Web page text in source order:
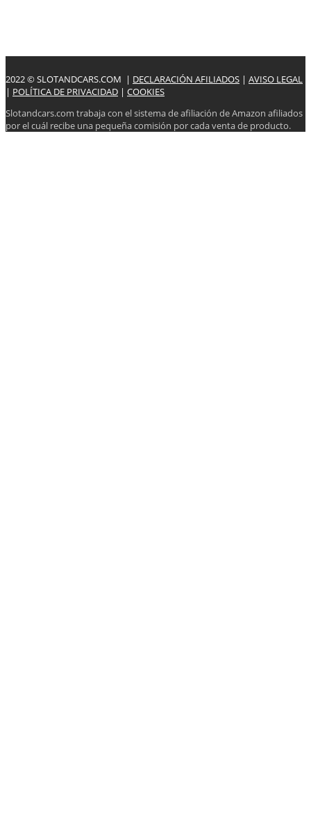
2022 © SLOTANDCARS.COM | DECLARACIÓN AFILIADOS | AVISO LEGAL
| POLÍTICA DE PRIVACIDAD | COOKIES
Slotandcars.com trabaja con el sistema de afiliación de Amazon afiliados
por el cuál recibe una pequeña comisión por cada venta de producto.